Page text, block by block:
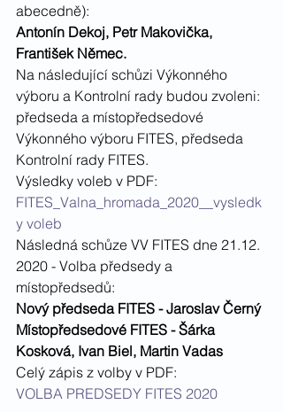
abecedně):
Antonín Dekoj, Petr Makovička,
František Němec.
Na následující schůzi Výkonného
výboru a Kontrolní rady budou zvoleni:
předseda a místopředsedové
Výkonného výboru FITES, předseda
Kontrolní rady FITES.
Výsledky voleb v PDF:
FITES_Valna_hromada_2020__vysledk
y voleb
Následná schůze VV FITES dne 21.12.
2020 - Volba předsedy a
místopředsedů:
Nový předseda FITES - Jaroslav Černý
Místopředsedové FITES - Šárka
Kosková, Ivan Biel, Martin Vadas
Celý zápis z volby v PDF:
VOLBA PREDSEDY FITES 2020